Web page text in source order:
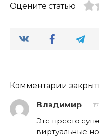
Оцените статью
Комментарии
Владимир
Это просто
виртуальные